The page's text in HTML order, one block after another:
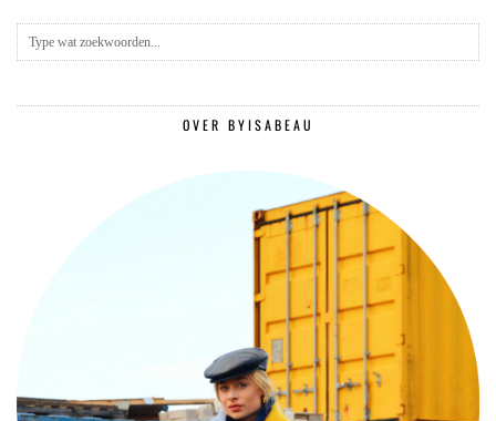
OVER BYISABEAU